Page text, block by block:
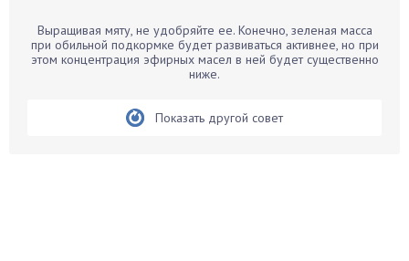
Бархатцы
Бегония
Выращивая мяту, не удобряйте ее. Конечно, зеленая масса
при обильной подкормке будет развиваться активнее, но при
этом концентрация эфирных масел в ней будет существенно
ниже.
Показать другой совет